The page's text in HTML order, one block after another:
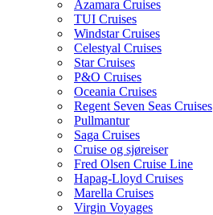
Azamara Cruises
TUI Cruises
Windstar Cruises
Celestyal Cruises
Star Cruises
P&O Cruises
Oceania Cruises
Regent Seven Seas Cruises
Pullmantur
Saga Cruises
Cruise og sjøreiser
Fred Olsen Cruise Line
Hapag-Lloyd Cruises
Marella Cruises
Virgin Voyages